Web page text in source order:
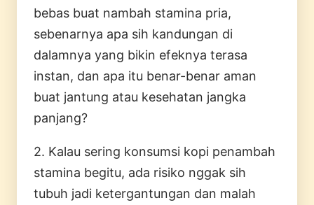
bebas buat nambah stamina pria,
sebenarnya apa sih kandungan di
dalamnya yang bikin efeknya terasa
instan, dan apa itu benar-benar aman
buat jantung atau kesehatan jangka
panjang?
2. Kalau sering konsumsi kopi penambah
stamina begitu, ada risiko nggak sih
tubuh jadi ketergantungan dan malah